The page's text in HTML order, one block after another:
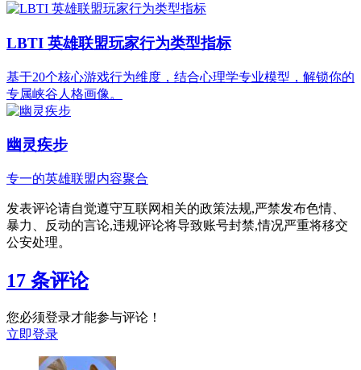
LBTI 英雄联盟玩家行为类型指标
基于20个核心游戏行为维度，结合心理学专业模型，解锁你的
专属峡谷人格画像。
幽灵疾步
专一的英雄联盟内容聚合
发表评论请自觉遵守互联网相关的政策法规,严禁发布色情、
暴力、反动的言论,违规评论将导致账号封禁,情况严重将移交
公安处理。
17 条评论
您必须登录才能参与评论！
立即登录